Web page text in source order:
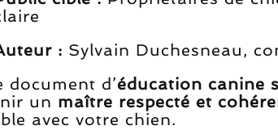
: Sylvain Duchesneau,
document d’éducation canine
un maître respecté et
avec votre chien.